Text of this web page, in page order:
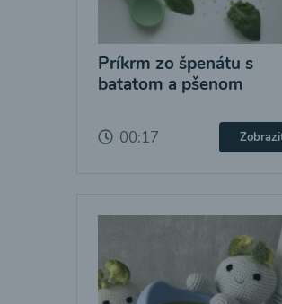
Príkrm zo špenátu s
batatom a pšenom
00:17